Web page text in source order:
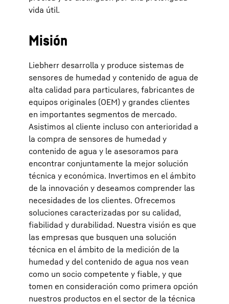
vida útil.
Misión
Liebherr desarrolla y produce sistemas de
sensores de humedad y contenido de agua de
alta calidad para particulares, fabricantes de
equipos originales (OEM) y grandes clientes
en importantes segmentos de mercado.
Asistimos al cliente incluso con anterioridad a
la compra de sensores de humedad y
contenido de agua y le asesoramos para
encontrar conjuntamente la mejor solución
técnica y económica. Invertimos en el ámbito
de la innovación y deseamos comprender las
necesidades de los clientes. Ofrecemos
soluciones caracterizadas por su calidad,
fiabilidad y durabilidad. Nuestra visión es que
las empresas que busquen una solución
técnica en el ámbito de la medición de la
humedad y del contenido de agua nos vean
como un socio competente y fiable, y que
tomen en consideración como primera opción
nuestros productos en el sector de la técnica